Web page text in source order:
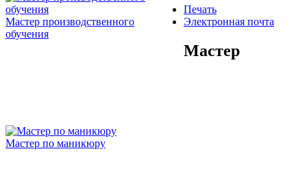
Мастер производственного
обучения
Мастер по маникюру
Печать
Электронная почта
Мастер